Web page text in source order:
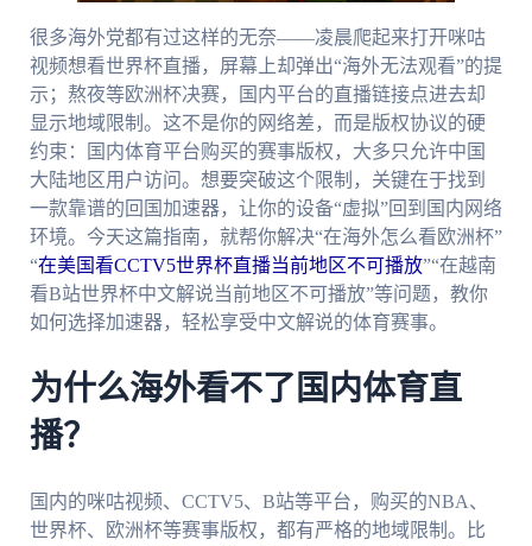
很多海外党都有过这样的无奈——凌晨爬起来打开咪咕
视频想看世界杯直播，屏幕上却弹出“海外无法观看”的提
示；熬夜等欧洲杯决赛，国内平台的直播链接点进去却
显示地域限制。这不是你的网络差，而是版权协议的硬
约束：国内体育平台购买的赛事版权，大多只允许中国
大陆地区用户访问。想要突破这个限制，关键在于找到
一款靠谱的回国加速器，让你的设备“虚拟”回到国内网络
环境。今天这篇指南，就帮你解决“在海外怎么看欧洲杯”
“在美国看CCTV5世界杯直播当前地区不可播放”“在越南
看B站世界杯中文解说当前地区不可播放”等问题，教你
如何选择加速器，轻松享受中文解说的体育赛事。
为什么海外看不了国内体育直
播？
国内的咪咕视频、CCTV5、B站等平台，购买的NBA、
世界杯、欧洲杯等赛事版权，都有严格的地域限制。比